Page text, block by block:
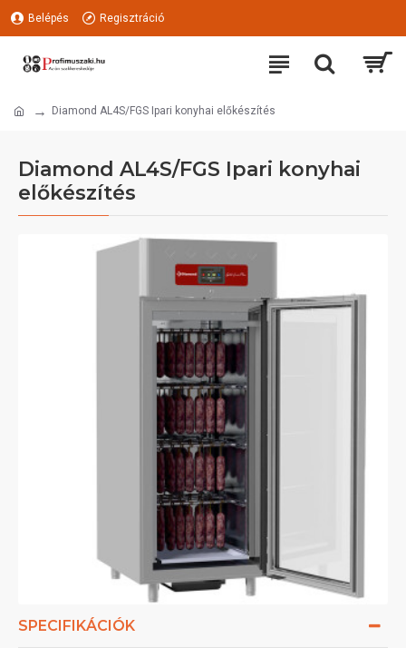
Belépés Regisztráció
Diamond AL4S/FGS Ipari konyhai előkészítés
Diamond AL4S/FGS Ipari konyhai
előkészítés
SPECIFIKÁCIÓK